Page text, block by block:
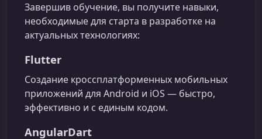
Завершив обучение, вы получите навыки,
необходимые для старта в разработке на
актуальных технологиях:
Flutter
Создание кроссплатформенных мобильных
приложений для Android и iOS — быстро,
эффективно и с единым кодом.
AngularDart